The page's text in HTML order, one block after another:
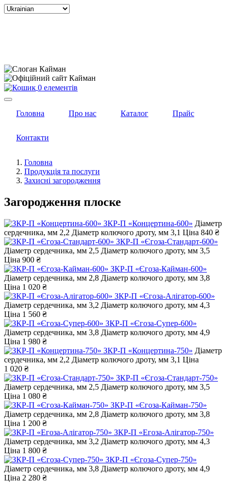
Select
0 елементів
Головна Про нас Каталог Прайс
Контакти
Головна
Продукція та послуги
Захисні загородження
Загородження плоске
ЗКР-П «Концертина-600» Діаметр
сердечника, мм 2,2 Діаметр колючого дроту, мм 3,1 Ціна 840 ₴
ЗКР-П «Єгоза-Стандарт-600»
Діаметр сердечника, мм 2,5 Діаметр колючого дроту, мм 3,5
Ціна 900 ₴
ЗКР-П «Єгоза-Кайман-600»
Діаметр сердечника, мм 2,8 Діаметр колючого дроту, мм 3,8
Ціна 1 020 ₴
ЗКР-П «Єгоза-Алігатор-600»
Діаметр сердечника, мм 3,2 Діаметр колючого дроту, мм 4,3
Ціна 1 560 ₴
ЗКР-П «Єгоза-Супер-600»
Діаметр сердечника, мм 3,8 Діаметр колючого дроту, мм 4,9
Ціна 1 980 ₴
ЗКР-П «Концертина-750» Діаметр
сердечника, мм 2,2 Діаметр колючого дроту, мм 3,1 Ціна
1 020 ₴
ЗКР-П «Єгоза-Стандарт-750»
Діаметр сердечника, мм 2,5 Діаметр колючого дроту, мм 3,5
Ціна 1 080 ₴
ЗКР-П «Єгоза-Кайман-750»
Діаметр сердечника, мм 2,8 Діаметр колючого дроту, мм 3,8
Ціна 1 200 ₴
ЗКР-П «Егоза-Алігатор-750»
Діаметр сердечника, мм 3,2 Діаметр колючого дроту, мм 4,3
Ціна 1 800 ₴
ЗКР-П «Єгоза-Супер-750»
Діаметр сердечника, мм 3,8 Діаметр колючого дроту, мм 4,9
Ціна 2 280 ₴